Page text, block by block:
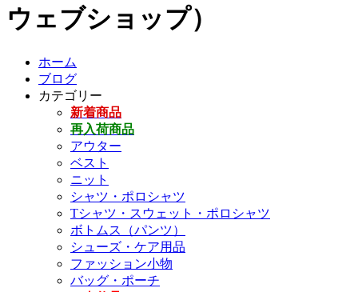
ウェブショップ）
ホーム
ブログ
カテゴリー
新着商品
再入荷商品
アウター
ベスト
ニット
シャツ・ポロシャツ
Tシャツ・スウェット・ポロシャツ
ボトムス（パンツ）
シューズ・ケア用品
ファッション小物
バッグ・ポーチ